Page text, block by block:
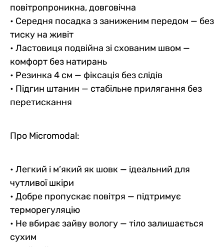
повітропроникна, довговічна
• Середня посадка з заниженим передом — без
тиску на живіт
• Ластовиця подвійна зі схованим швом —
комфорт без натирань
• Резинка 4 см — фіксація без слідів
• Підгин штанин — стабільне прилягання без
перетискання
Про Micromodal:
• Легкий і м’який як шовк — ідеальний для
чутливої шкіри
• Добре пропускає повітря — підтримує
терморегуляцію
• Не вбирає зайву вологу — тіло залишається
сухим